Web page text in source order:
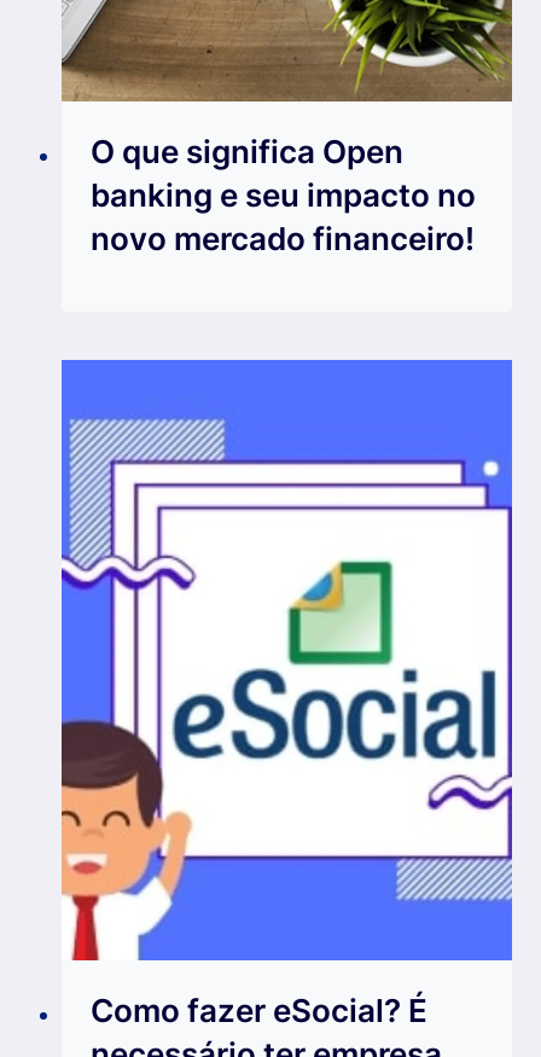
O que significa Open
banking e seu impacto no
novo mercado financeiro!
Como fazer eSocial? É